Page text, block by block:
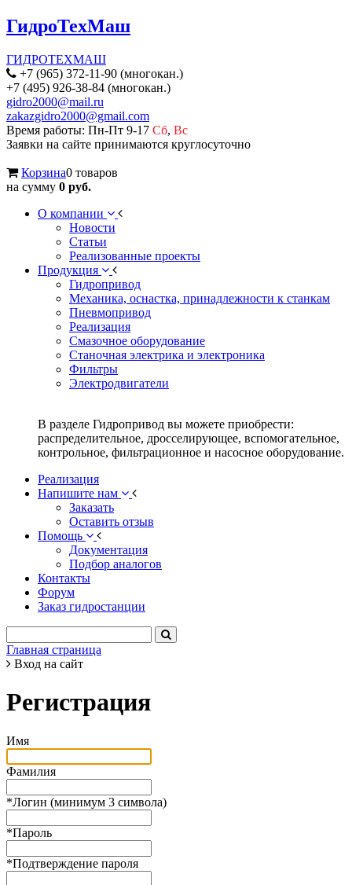
ГидроТехМаш
ГИДРОТЕХМАШ
+7 (965) 372-11-90 (многокан.)
+7 (495) 926-38-84 (многокан.)
gidro2000@mail.ru
zakazgidro2000@gmail.com
Время работы: Пн-Пт 9-17 Сб, Вс
Заявки на сайте принимаются круглосуточно
Корзина0 товаров
на сумму 0 руб.
О компании
Новости
Статьи
Реализованные проекты
Продукция
Гидропривод
Механика, оснастка, принадлежности к станкам
Пневмопривод
Реализация
Смазочное оборудование
Станочная электрика и электроника
Фильтры
Электродвигатели
В разделе Гидропривод вы можете приобрести:
распределительное, дросселирующее, вспомогательное,
контрольное, фильтрационное и насосное оборудование.
Реализация
Напишите нам
Заказать
Оставить отзыв
Помощь
Документация
Подбор аналогов
Контакты
Форум
Заказ гидростанции
Главная страница
Вход на сайт
Регистрация
Имя
Фамилия
*Логин (минимум 3 символа)
*Пароль
*Подтверждение пароля